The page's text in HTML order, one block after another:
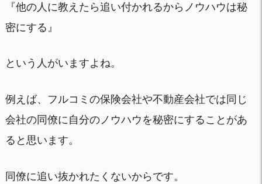
『他の人に教えたら追い付かれるからノウハウは秘
密にする』
という人がいますよね。
例えば、フルコミの保険会社や不動産会社では同じ
会社の同僚に自分のノウハウを秘密にすることがあ
ると思います。
同僚に追い抜かれたくないからです。